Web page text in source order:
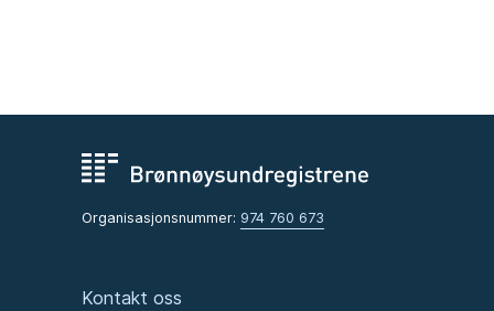
Organisasjonsnummer: 974 760 673
Kontakt oss